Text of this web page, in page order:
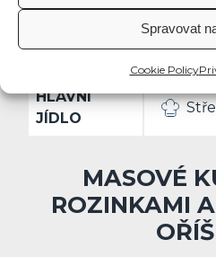
Spravovat
Cookie Policy
HLAVNÍ
JÍDLO
MASOVÉ
ROZINKAMI